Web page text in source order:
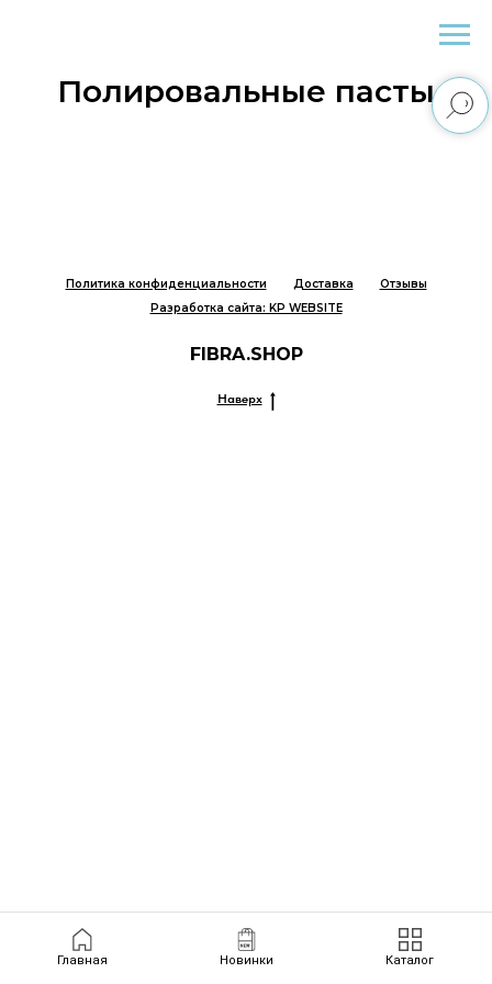
Главная Новинки Каталог
Полировальные пасты
Политика конфиденциальности Доставка
Отзывы
Разработка сайта: KP WEBSITE
FIBRA.SHOP
Наверх